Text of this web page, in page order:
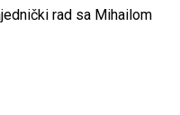
rad sa Mihailom